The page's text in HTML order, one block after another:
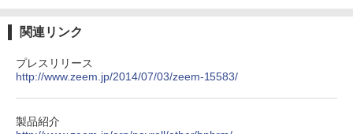
関連リンク
プレスリリース
http://www.zeem.jp/2014/07/03/zeem-15583/
製品紹介